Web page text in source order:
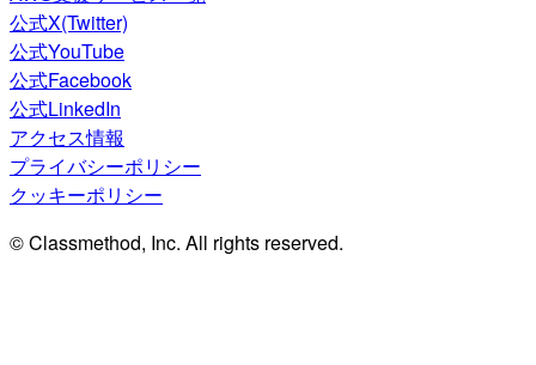
公式X(Twitter)
公式YouTube
公式Facebook
公式LinkedIn
アクセス情報
プライバシーポリシー
クッキーポリシー
© Classmethod, Inc. All rights reserved.